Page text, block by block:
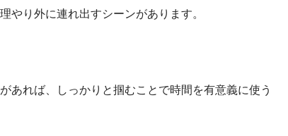
やり外に連れ出すシーンがあります。
あれば、しっかりと掴むことで時間を有意義に使う